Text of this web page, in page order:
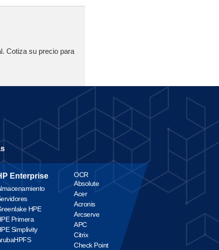
Cotiza su precio para
Enterprise
HPE
Primera
Simplivity
OCR
Absolute
Acer
Acronis
Arcserve
APC
Citrix
Check Point